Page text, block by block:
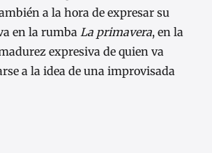
a la hora de expresar su
en la rumba La primavera, en la
expresiva de quien va
a la idea de una improvisada